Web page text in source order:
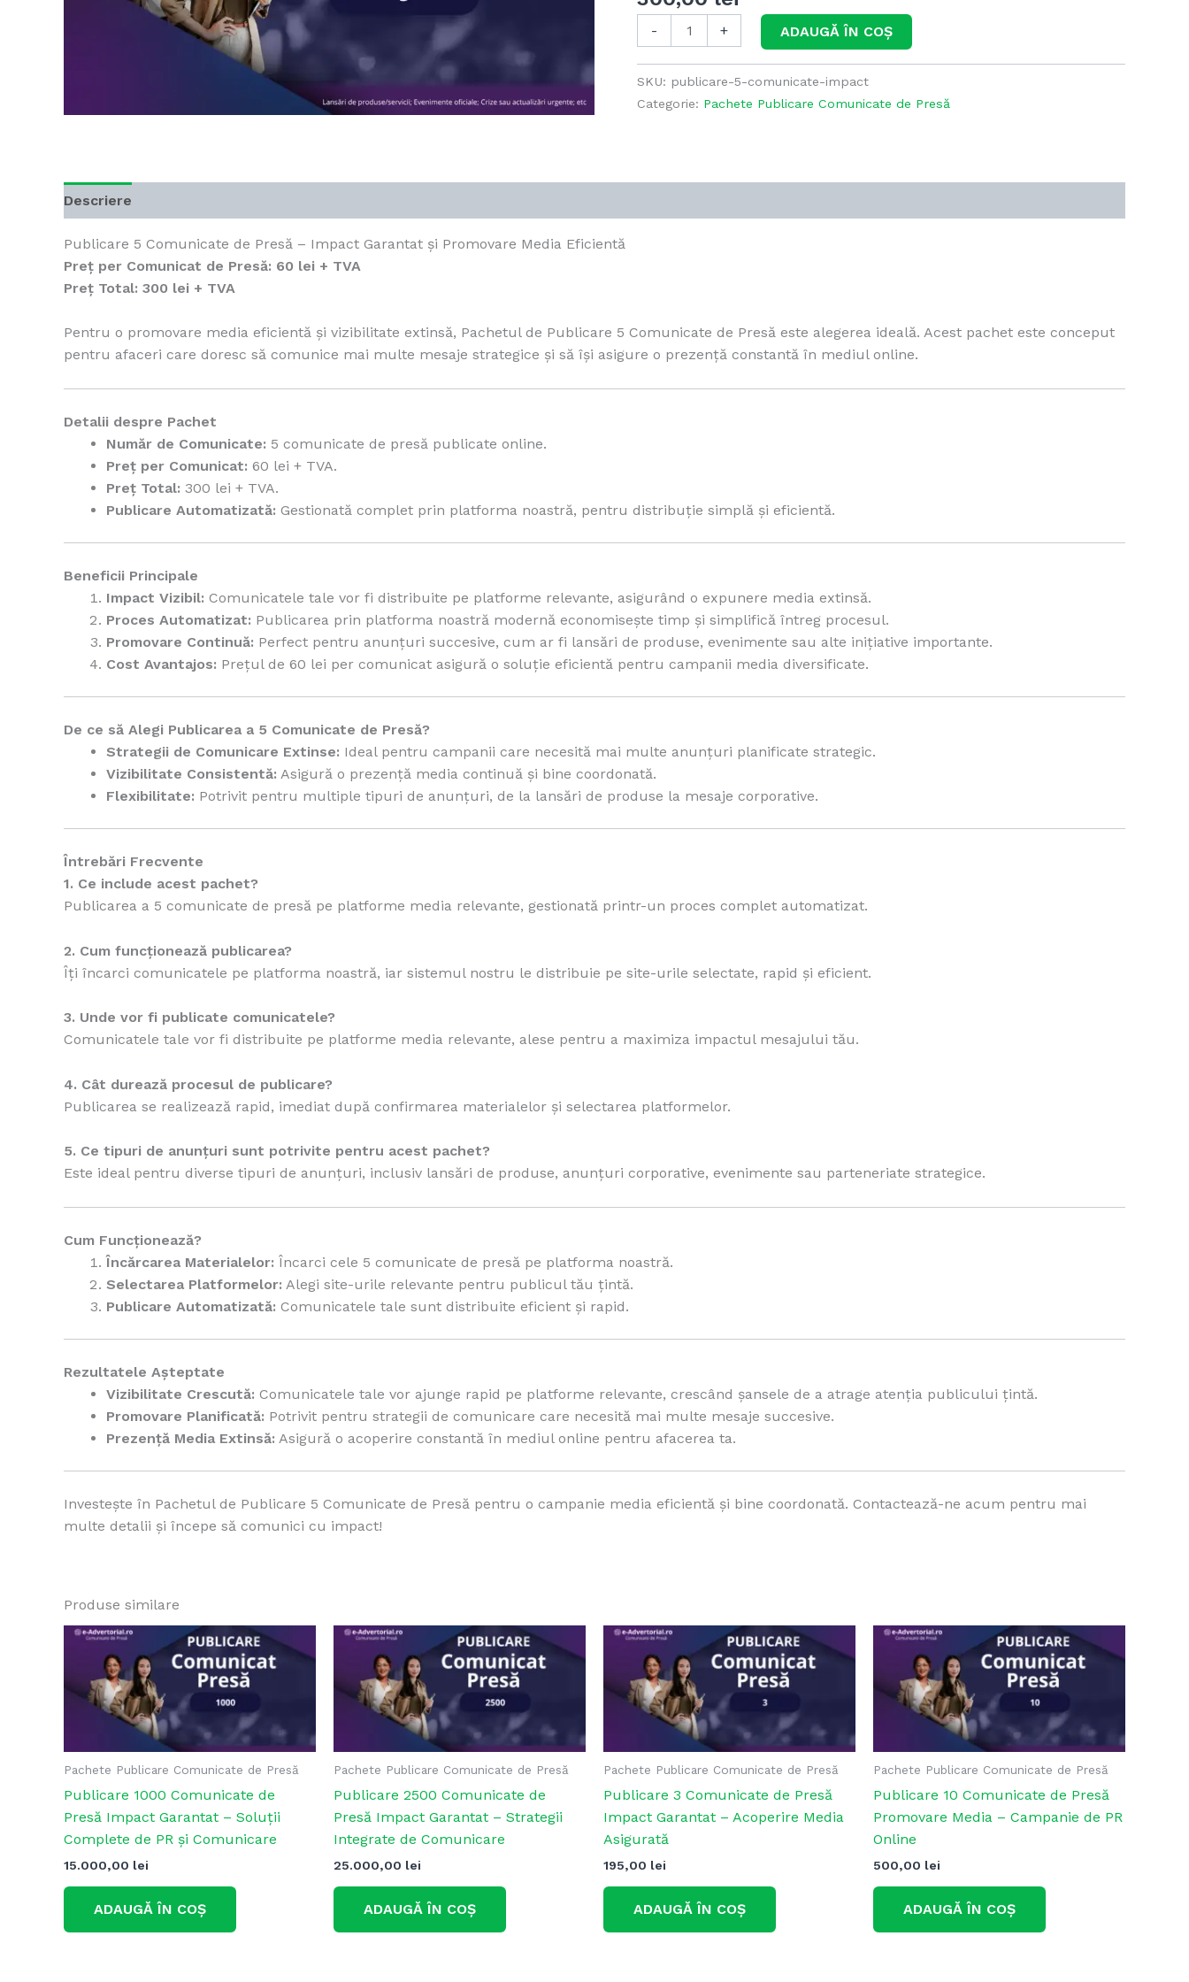
-
Promovare
Media
Eficientă
+ ADAUGĂ ÎN COȘ
SKU: publicare-5-comunicate-impact
Categorie: Pachete Publicare Comunicate de Presă
Descriere
Publicare 5 Comunicate de Presă – Impact Garantat și Promovare Media Eficientă
Preț per Comunicat de Presă: 60 lei + TVA
Preț Total: 300 lei + TVA
Pentru o promovare media eficientă și vizibilitate extinsă, Pachetul de Publicare 5 Comunicate de Presă este alegerea ideală. Acest pachet este conceput
pentru afaceri care doresc să comunice mai multe mesaje strategice și să își asigure o prezență constantă în mediul online.
Detalii despre Pachet
Număr de Comunicate: 5 comunicate de presă publicate online.
Preț per Comunicat: 60 lei + TVA.
Preț Total: 300 lei + TVA.
Publicare Automatizată: Gestionată complet prin platforma noastră, pentru distribuție simplă și eficientă.
Beneficii Principale
Impact Vizibil: Comunicatele tale vor fi distribuite pe platforme relevante, asigurând o expunere media extinsă.
Proces Automatizat: Publicarea prin platforma noastră modernă economisește timp și simplifică întreg procesul.
Promovare Continuă: Perfect pentru anunțuri succesive, cum ar fi lansări de produse, evenimente sau alte inițiative importante.
Cost Avantajos: Prețul de 60 lei per comunicat asigură o soluție eficientă pentru campanii media diversificate.
De ce să Alegi Publicarea a 5 Comunicate de Presă?
Strategii de Comunicare Extinse: Ideal pentru campanii care necesită mai multe anunțuri planificate strategic.
Vizibilitate Consistentă: Asigură o prezență media continuă și bine coordonată.
Flexibilitate: Potrivit pentru multiple tipuri de anunțuri, de la lansări de produse la mesaje corporative.
Întrebări Frecvente
1. Ce include acest pachet?
Publicarea a 5 comunicate de presă pe platforme media relevante, gestionată printr-un proces complet automatizat.
2. Cum funcționează publicarea?
Îți încarci comunicatele pe platforma noastră, iar sistemul nostru le distribuie pe site-urile selectate, rapid și eficient.
3. Unde vor fi publicate comunicatele?
Comunicatele tale vor fi distribuite pe platforme media relevante, alese pentru a maximiza impactul mesajului tău.
4. Cât durează procesul de publicare?
Publicarea se realizează rapid, imediat după confirmarea materialelor și selectarea platformelor.
5. Ce tipuri de anunțuri sunt potrivite pentru acest pachet?
Este ideal pentru diverse tipuri de anunțuri, inclusiv lansări de produse, anunțuri corporative, evenimente sau parteneriate strategice.
Cum Funcționează?
Încărcarea Materialelor: Încarci cele 5 comunicate de presă pe platforma noastră.
Selectarea Platformelor: Alegi site-urile relevante pentru publicul tău țintă.
Publicare Automatizată: Comunicatele tale sunt distribuite eficient și rapid.
Rezultatele Așteptate
Vizibilitate Crescută: Comunicatele tale vor ajunge rapid pe platforme relevante, crescând șansele de a atrage atenția publicului țintă.
Promovare Planificată: Potrivit pentru strategii de comunicare care necesită mai multe mesaje succesive.
Prezență Media Extinsă: Asigură o acoperire constantă în mediul online pentru afacerea ta.
Investește în Pachetul de Publicare 5 Comunicate de Presă pentru o campanie media eficientă și bine coordonată. Contactează-ne acum pentru mai
multe detalii și începe să comunici cu impact!
Produse similare
Pachete Publicare Comunicate de Presă
Publicare 1000 Comunicate de
Presă Impact Garantat – Soluții
Complete de PR și Comunicare
15.000,00 lei
ADAUGĂ ÎN COȘ
Pachete Publicare Comunicate de Presă
Publicare 2500 Comunicate de
Presă Impact Garantat – Strategii
Integrate de Comunicare
25.000,00 lei
ADAUGĂ ÎN COȘ
Pachete Publicare Comunicate de Presă
Publicare 3 Comunicate de Presă
Impact Garantat – Acoperire Media
Asigurată
195,00 lei
ADAUGĂ ÎN COȘ
Pachete Publicare Comunicate de Presă
Publicare 10 Comunicate de Presă
Promovare Media – Campanie de PR
Online
500,00 lei
ADAUGĂ ÎN COȘ